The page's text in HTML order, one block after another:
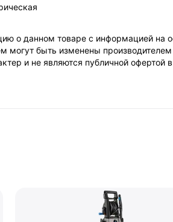
о данном товаре с информацией на
могут быть изменены
и не являются публичной